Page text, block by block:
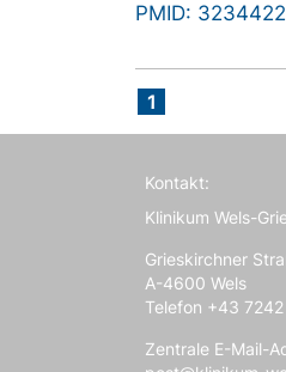
PMID:
1
Kontakt:
Klinikum Wels-
Grieskirchner
A-4600 Wels
Telefon +43
Zentrale E-Mail-